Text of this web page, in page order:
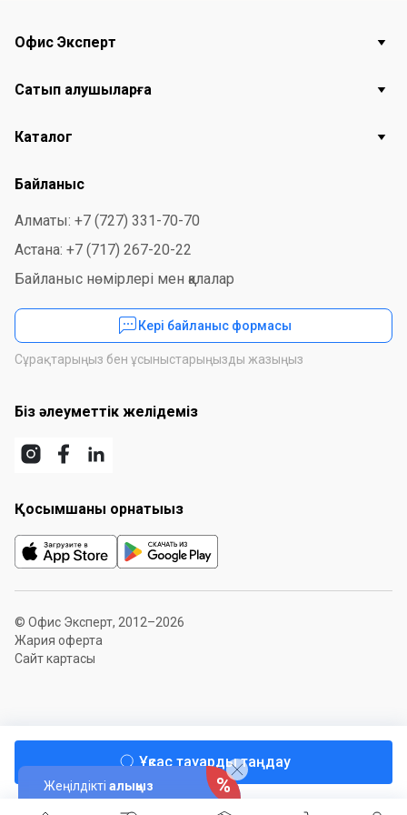
Ұқсас тауарды таңдау
Жеңілдікті алыңыз
Офис Эксперт
Сатып алушыларға
Каталог
Байланыс
Алматы: +7 (727) 331-70-70
Астана: +7 (717) 267-20-22
Байланыс нөмірлері мен қалалар
Кері байланыс формасы
Сұрақтарыңыз бен ұсыныстарыңызды жазыңыз
Біз әлеуметтік желідеміз
Қосымшаны орнатыңыз
© Офис Эксперт, 2012–2026
Жария оферта
Сайт картасы